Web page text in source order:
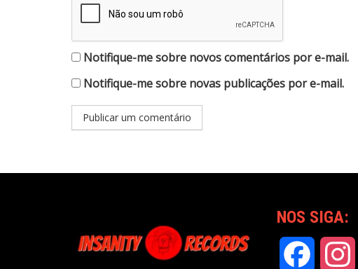
Notifique-me sobre novos comentários por e-mail.
Notifique-me sobre novas publicações por e-mail.
NOS SIGA:
Facebook